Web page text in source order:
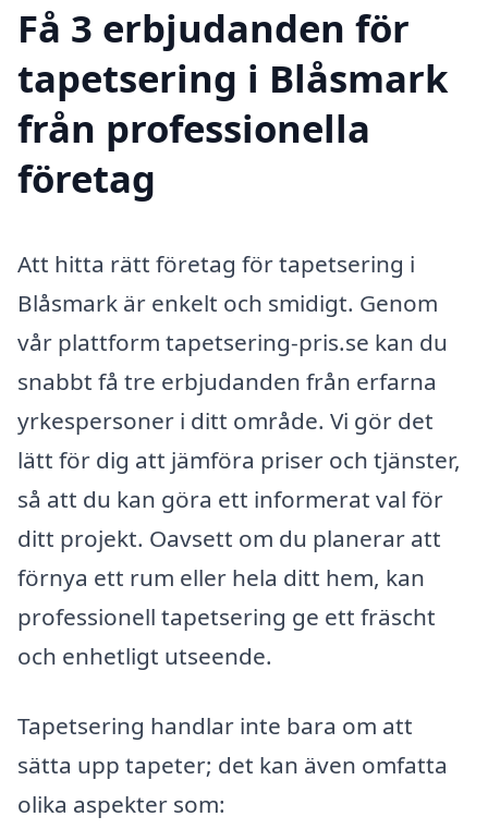
Få 3 erbjudanden för
tapetsering i Blåsmark
från professionella
företag
Att hitta rätt företag för tapetsering i
Blåsmark är enkelt och smidigt. Genom
vår plattform tapetsering-pris.se kan du
snabbt få tre erbjudanden från erfarna
yrkespersoner i ditt område. Vi gör det
lätt för dig att jämföra priser och tjänster,
så att du kan göra ett informerat val för
ditt projekt. Oavsett om du planerar att
förnya ett rum eller hela ditt hem, kan
professionell tapetsering ge ett fräscht
och enhetligt utseende.
Tapetsering handlar inte bara om att
sätta upp tapeter; det kan även omfatta
olika aspekter som: